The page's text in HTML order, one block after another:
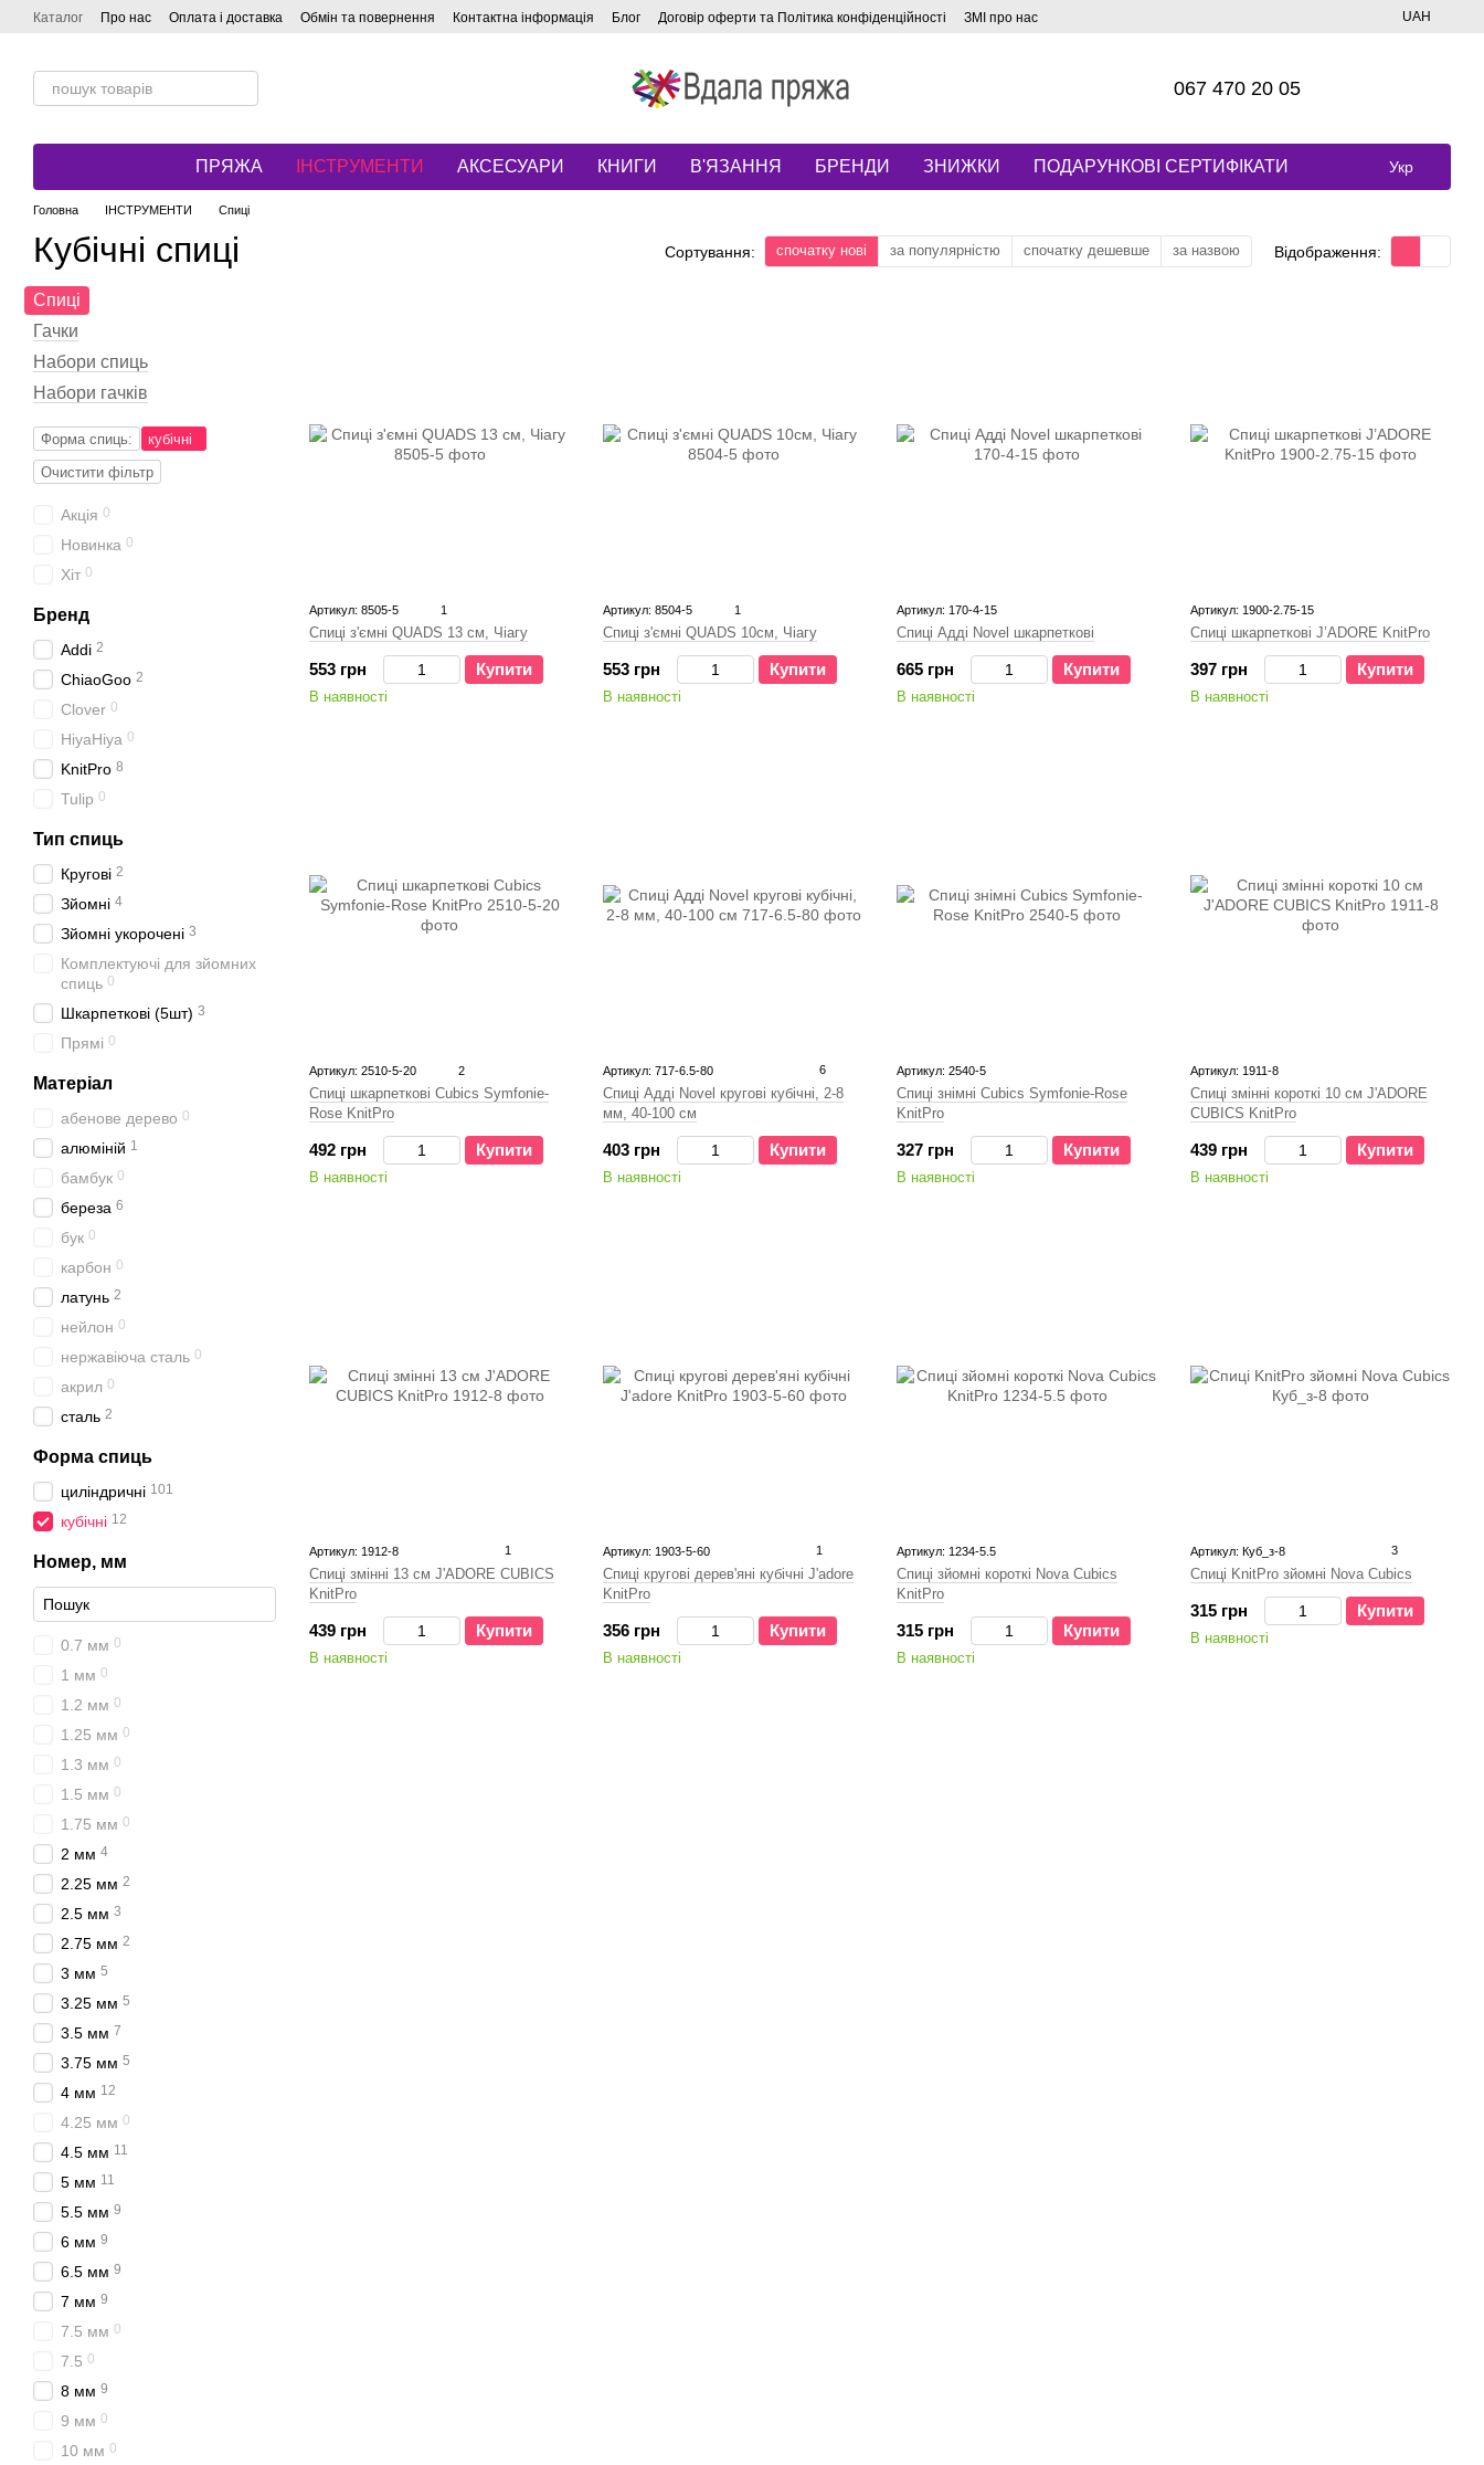
Перейти до основного контенту
Каталог Про нас Оплата і доставка Обмін та повернення Контактна інформація Блог Договір оферти та Політика конфіденційності ЗМІ про нас UAH
067 470 20 05
ПРЯЖА ІНСТРУМЕНТИ АКСЕСУАРИ КНИГИ В'ЯЗАННЯ БРЕНДИ ЗНИЖКИ ПОДАРУНКОВІ СЕРТИФІКАТИ Укр
Головна ІНСТРУМЕНТИ Спиці
Кубічні спиці Сортування: спочатку нові за популярністю спочатку дешевше за назвою Відображення:
Артикул: 8505-5 1
Спиці з'ємні QUADS 13 см, Чіагу
553 грн Купити
В наявності
Артикул: 8504-5 1
Спиці з'ємні QUADS 10см, Чіагу
553 грн Купити
В наявності
Артикул: 170-4-15
Спиці Адді Novel шкарпеткові
665 грн Купити
В наявності
Артикул: 1900-2.75-15
Спиці шкарпеткові J’ADORE KnitPro
397 грн Купити
В наявності
Артикул: 2510-5-20 2
Спиці шкарпеткові Cubics Symfonie-
Rose KnitPro
492 грн Купити
В наявності
Артикул: 717-6.5-80 6
Спиці Адді Novel кругові кубічні, 2-8
мм, 40-100 см
403 грн Купити
В наявності
Артикул: 2540-5
Спиці знімні Cubics Symfonie-Rose
KnitPro
327 грн Купити
В наявності
Артикул: 1911-8
Спиці змінні короткі 10 см J'ADORE
CUBICS KnitPro
439 грн Купити
В наявності
Артикул: 1912-8 1
Спиці змінні 13 см J'ADORE CUBICS
KnitPro
439 грн Купити
В наявності
Артикул: 1903-5-60 1
Спиці кругові дерев'яні кубічні J'adore
KnitPro
356 грн Купити
В наявності
Артикул: 1234-5.5
Спиці зйомні короткі Nova Cubics
KnitPro
315 грн Купити
В наявності
Артикул: Куб_з-8 3
Спиці KnitPro зйомні Nova Cubics
315 грн Купити
В наявності
Спиці
Гачки
Набори спиць
Набори гачків
Форма спиць:
кубічні
Очистити фільтр
Акція 0
Новинка 0
Хіт 0
Бренд
Addi 2
ChiaoGoo 2
Clover 0
HiyaHiya 0
KnitPro 8
Tulip 0
Тип спиць
Кругові 2
Зйомні 4
Зйомні укорочені 3
Комплектуючі для зйомних
спиць 0
Шкарпеткові (5шт) 3
Прямі 0
Матеріал
абенове дерево 0
алюміній 1
бамбук 0
береза 6
бук 0
карбон 0
латунь 2
нейлон 0
нержавіюча сталь 0
акрил 0
сталь 2
Форма спиць
циліндричні 101
кубічні 12
Номер, мм
0.7 мм 0
1 мм 0
1.2 мм 0
1.25 мм 0
1.3 мм 0
1.5 мм 0
1.75 мм 0
2 мм 4
2.25 мм 2
2.5 мм 3
2.75 мм 2
3 мм 5
3.25 мм 5
3.5 мм 7
3.75 мм 5
4 мм 12
4.25 мм 0
4.5 мм 11
5 мм 11
5.5 мм 9
6 мм 9
6.5 мм 9
7 мм 9
7.5 мм 0
7.5 0
8 мм 9
9 мм 0
10 мм 0